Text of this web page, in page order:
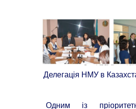
Делегація НМУ в
Одним із